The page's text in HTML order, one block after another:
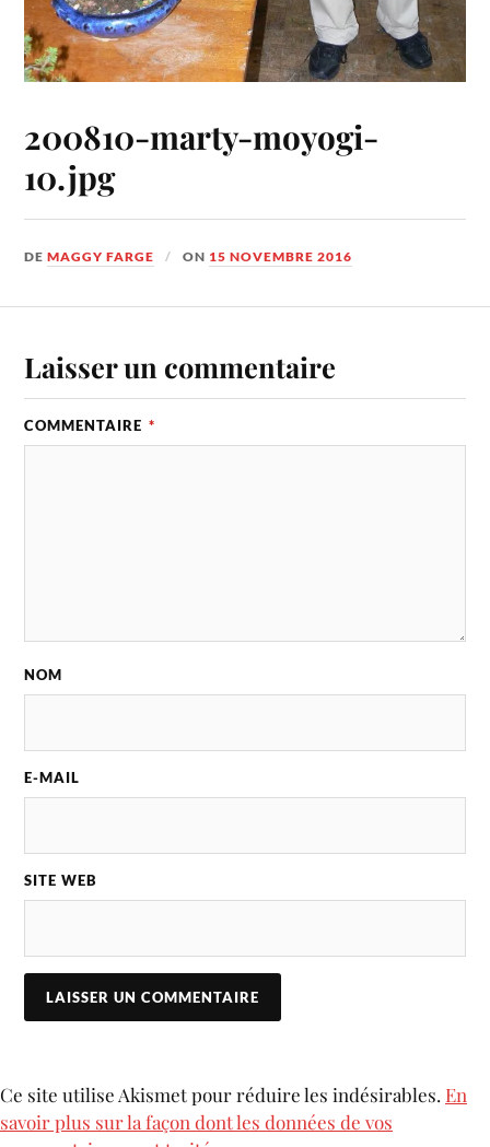
200810-marty-moyogi-
10.jpg
DEMAGGY FARGE ON 15 NOVEMBRE 2016
Laisser un commentaire
COMMENTAIRE *
NOM
E-MAIL
SITE WEB
Ce site utilise Akismet pour réduire les indésirables. En
savoir plus sur la façon dont les données de vos